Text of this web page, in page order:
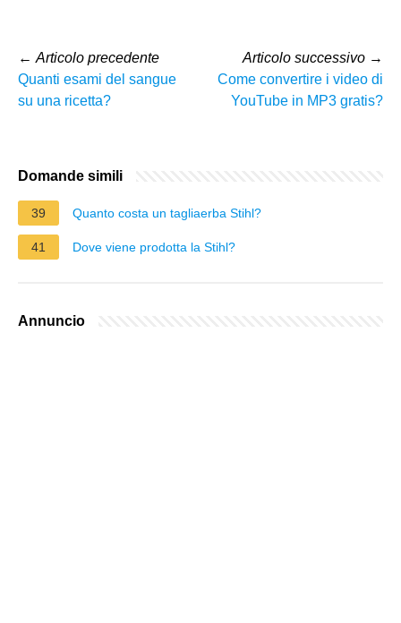
← Articolo precedente
Quanti esami del sangue
su una ricetta?
Articolo successivo →
Come convertire i video di
YouTube in MP3 gratis?
Domande simili
39 Quanto costa un tagliaerba Stihl?
41 Dove viene prodotta la Stihl?
Annuncio